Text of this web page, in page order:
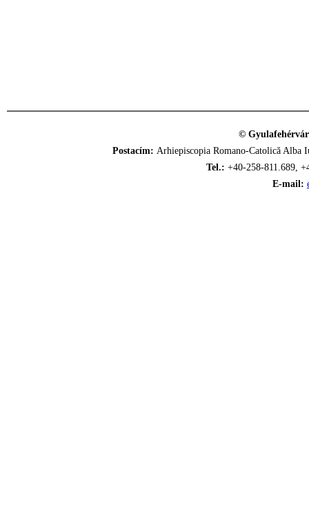
©
Postacím: Arhiepiscopia Romano-Catolică
Tel.: +40-258-811.689,
E-mail: